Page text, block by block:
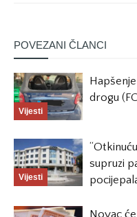
POVEZANI ČLANCI
Vijesti
drogu
Vijesti
supruzi
Novac